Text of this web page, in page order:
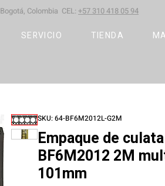
Bogotá, Colombia CEL: +57 310 418 05 94
SERVICIO TIENDA
SKU: 64-BF6M2012L-G2M
Empaque de
BF6M2012 2M
101mm